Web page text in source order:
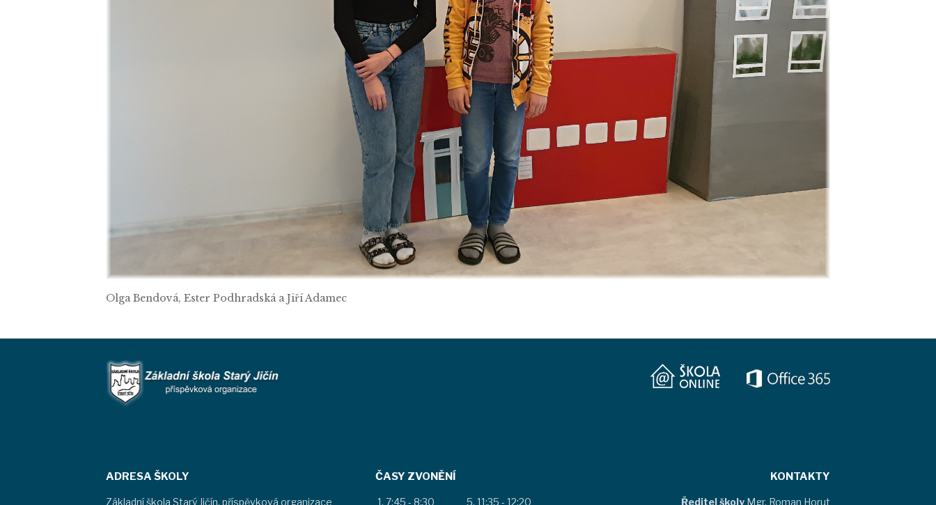
Olga Bendová, Ester Podhradská a Jiří Adamec
ADRESA ŠKOLY
Základní škola Starý Jičín, příspěvková organizace
ČASY ZVONĚNÍ
7:45 - 8:30 11:35 - 12:20
KONTAKTY
Ředitel školy Mgr. Roman Horut